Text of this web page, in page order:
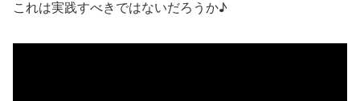
これは実践すべきではないだろうか♪